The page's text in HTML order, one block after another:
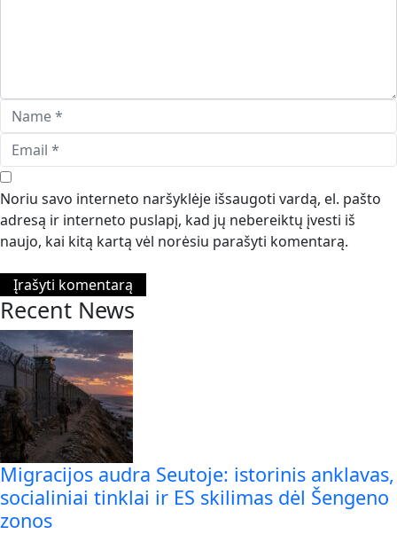
Noriu savo interneto naršyklėje išsaugoti vardą, el. pašto
adresą ir interneto puslapį, kad jų nebereiktų įvesti iš
naujo, kai kitą kartą vėl norėsiu parašyti komentarą.
Recent News
Migracijos audra Seutoje: istorinis anklavas,
socialiniai tinklai ir ES skilimas dėl Šengeno
zonos